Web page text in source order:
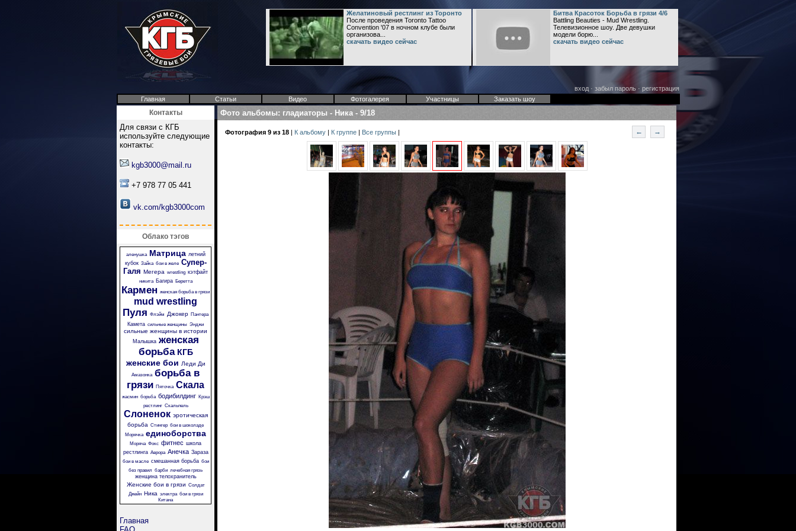
Желатиновый рестлинг из Торонто
После проведения Toronto Tattoo
Convention '07 в ночном клубе были
организова...
скачать видео сейчас
Битва Красоток Борьба в грязи 4/6
Battling Beauties - Mud Wrestling.
Телевизионное шоу. Две девушки
модели борю...
скачать видео сейчас
вход· забыл пароль· регистрация
Главная
Статьи Видео Фотогалерея Участницы Заказать шоу
Контакты
Для связи с КГБ
используйте следующие
контакты:
kgb3000@mail.ru
+7 978 77 05 441
vk.com/kgb3000com
Облако тэгов
аленушка Матрица летний
кубок Зайка бои в желе Супер-
Галя Мегера wrestling кэтфайт
никита Багира Беретта
Кармен женская борьба в грязи
mud wrestling
Пуля Флэйм Джокер Пантера
Камета сильные женщины Энджи
сильные женщины в истории
Малышка женская
борьба КГБ
женские бои Леди Ди
Амазонка борьба в
грязи Пяточка Скала
жасмин борьба бодибилдинг
Крэш
рестлинг Скальпель
Слоненок эротическая
борьба Стингер бои в шоколаде
Морячка единоборства
Моряча Фокс фитнес школа
рестлинга Аврора Анечка Зараза
бои в масле смешанная борьба бои
без правил барби лечебная грязь
женщина телохранитель
Женские бои в грязи Солдат
Джейн Ника электра бои в грязи
Китана
Главная
Фото альбомы: гладиаторы - Ника- 9/18
Фотография 9 из 18 | К альбому | К группе | Все группы | ← →